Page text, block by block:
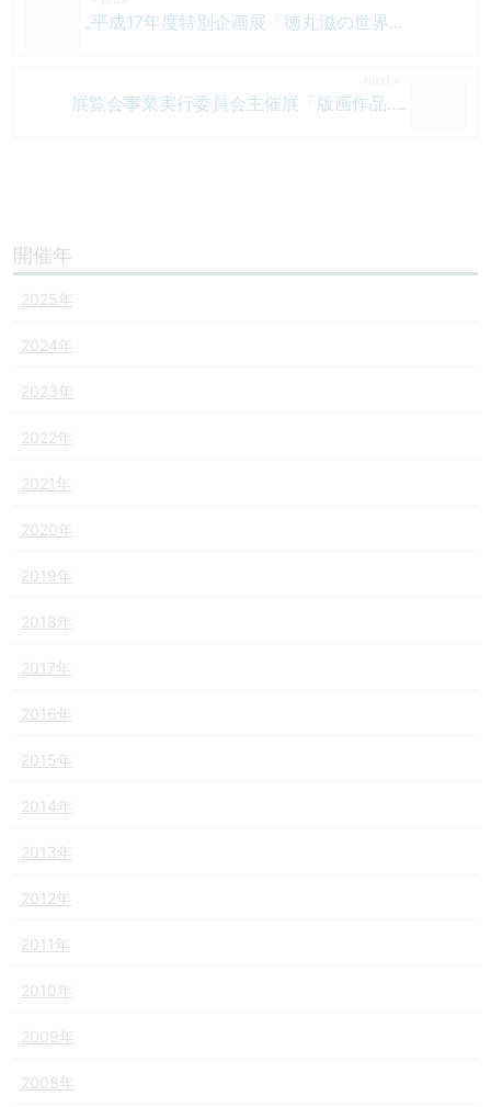
平成17年度特別企画展「徳丸滋の世界...
展覧会事業実行委員会主催展「版画作品...
開催年
2025年
2024年
2023年
2022年
2021年
2020年
2019年
2018年
2017年
2016年
2015年
2014年
2013年
2012年
2011年
2010年
2009年
2008年